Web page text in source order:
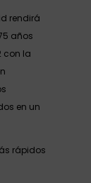
rendirá
años
con la
en un
rápidos